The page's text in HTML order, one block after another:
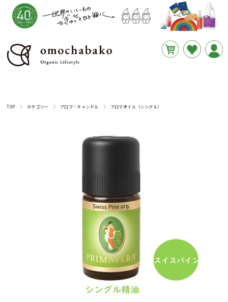
TOP カテゴリー アロマ・キャンドル アロマオイル（シングル）